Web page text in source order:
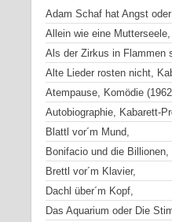
Adam Schaf hat Angst
Allein wie eine
Als der Zirkus in Flammen
Alte Lieder rosten nicht,
Atempause, Komödie
Autobiographie, Kabarett-
Blattl vor´m Mund,
Bonifacio und die
Brettl vor´m Klavier,
Dachl über´m Kopf,
Das Aquarium oder Die